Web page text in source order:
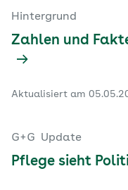
Hintergrund
Zahlen und
Aktualisiert am
G+G Update
Pflege sieht